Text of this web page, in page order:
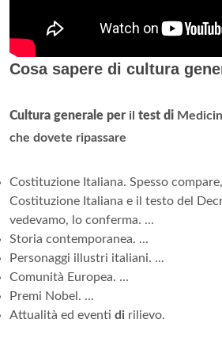
Cosa sapere di cultura
Cultura generale per il test di
che dovete ripassare
Costituzione Italiana. Spesso
Costituzione Italiana e il testo del
vedevamo, lo conferma. ...
Storia contemporanea. ...
Personaggi illustri italiani. ...
Comunità Europea. ...
Premi Nobel. ...
Attualità ed eventi di rilievo.